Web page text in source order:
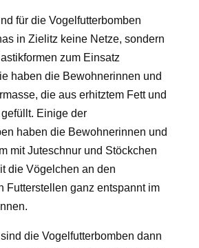
für die Vogelfutterbomben
in Zielitz keine Netze, sondern
zum Einsatz
haben die Bewohnerinnen und
die aus erhitztem Fett und
Einige der
haben die Bewohnerinnen und
mit Juteschnur und Stöckchen
die Vögelchen an den
Futterstellen ganz entspannt im
die Vogelfutterbomben dann